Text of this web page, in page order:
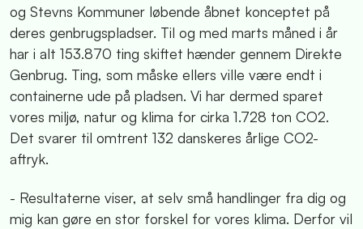
og Stevns Kommuner løbende åbnet konceptet på
deres genbrugspladser. Til og med marts måned i år
har i alt 153.870 ting skiftet hænder gennem Direkte
Genbrug. Ting, som måske ellers ville være endt i
containerne ude på pladsen. Vi har dermed sparet
vores miljø, natur og klima for cirka 1.728 ton CO2.
Det svarer til omtrent 132 danskeres årlige CO2-
aftryk.
- Resultaterne viser, at selv små handlinger fra dig og
mig kan gøre en stor forskel for vores klima. Derfor vil